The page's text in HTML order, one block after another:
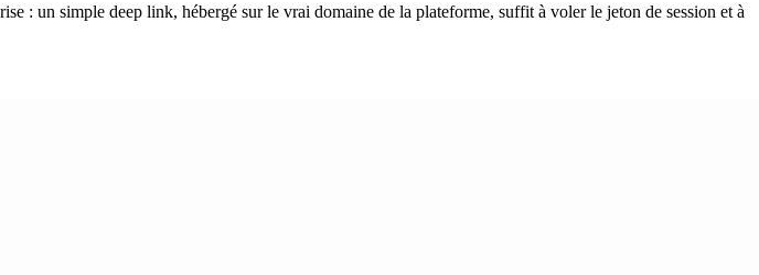
: un simple deep link, hébergé sur le vrai domaine de la plateforme, suffit à voler le jeton de session et à